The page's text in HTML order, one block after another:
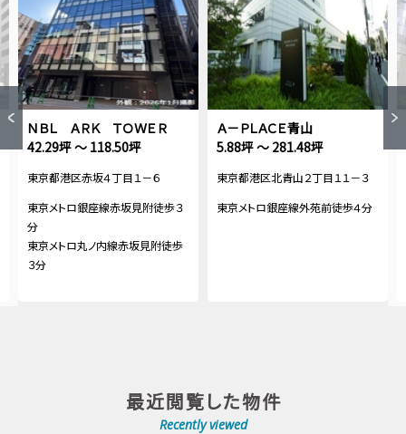
ＮＢＬ ＡＲＫ ＴＯＷＥＲ
42.29坪 ～ 118.50坪
東京都港区赤坂４丁目１－６
東京メトロ銀座線赤坂見附徒歩３
分
東京メトロ丸ノ内線赤坂見附徒歩
３分
Ａ－ＰＬＡＣＥ青山
5.88坪 ～ 281.48坪
東京都港区北青山２丁目１１－３
東京メトロ銀座線外苑前徒歩４分
最近閲覧した物件
Recently viewed